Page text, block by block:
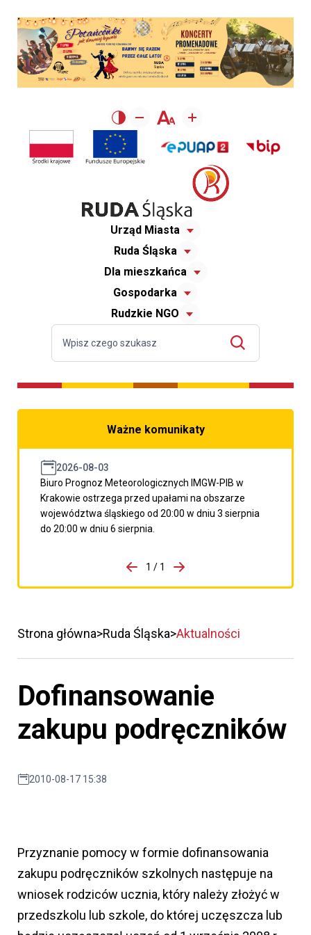
Urząd Miasta
Ruda Śląska
Dla mieszkańca
Gospodarka
Rudzkie NGO
Ważne komunikaty
2026-08-03
Biuro Prognoz Meteorologicznych IMGW-PIB w
Krakowie ostrzega przed upałami na obszarze
województwa śląskiego od 20:00 w dniu 3 sierpnia
do 20:00 w dniu 6 sierpnia.
porzpedniego komunikatu
1 / 1
Przejdź do następnego
Strona główna Ruda Śląska Aktualności
Dofinansowanie
zakupu podręczników
2010-08-17 15:38
Przyznanie pomocy w formie dofinansowania
zakupu podręczników szkolnych następuje na
wniosek rodziców ucznia, który należy złożyć w
przedszkolu lub szkole, do której uczęszcza lub